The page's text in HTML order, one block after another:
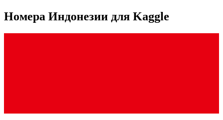
Номера Индонезии для Kaggle